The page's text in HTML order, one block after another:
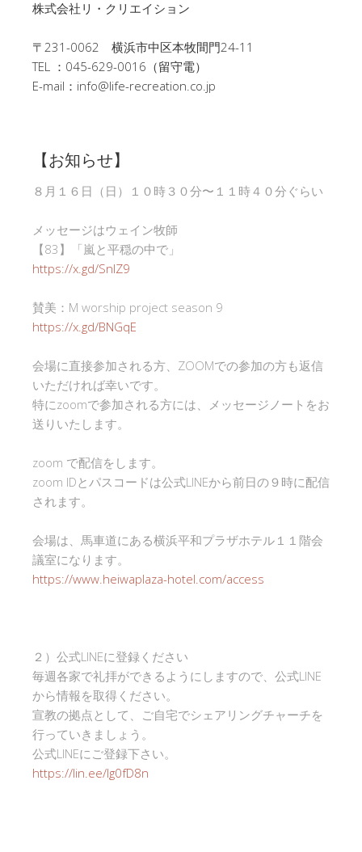
株式会社リ・クリエイション
〒231-0062 横浜市中区本牧間門24-11
TEL ：045-629-0016（留守電）
E-mail：info@life-recreation.co.jp
【お知らせ】
８月１６日（日）１０時３０分〜１１時４０分ぐらい
メッセージはウェイン牧師
【83】「嵐と平穏の中で」
https://x.gd/SnlZ9
賛美：M worship project season 9
https://x.gd/BNGqE
会場に直接参加される方、ZOOMでの参加の方も返信
いただければ幸いです。
特にzoomで参加される方には、メッセージノートをお
送りいたします。
zoom で配信をします。
zoom IDとパスコードは公式LINEから前日の９時に配信
されます。
会場は、馬車道にある横浜平和プラザホテル１１階会
議室になります。
https://www.heiwaplaza-hotel.com/access
２）公式LINEに登録ください
毎週各家で礼拝ができるようにしますので、公式LINE
から情報を取得ください。
宣教の拠点として、ご自宅でシェアリングチャーチを
行っていきましょう。
公式LINEにご登録下さい。
https://lin.ee/Ig0fD8n